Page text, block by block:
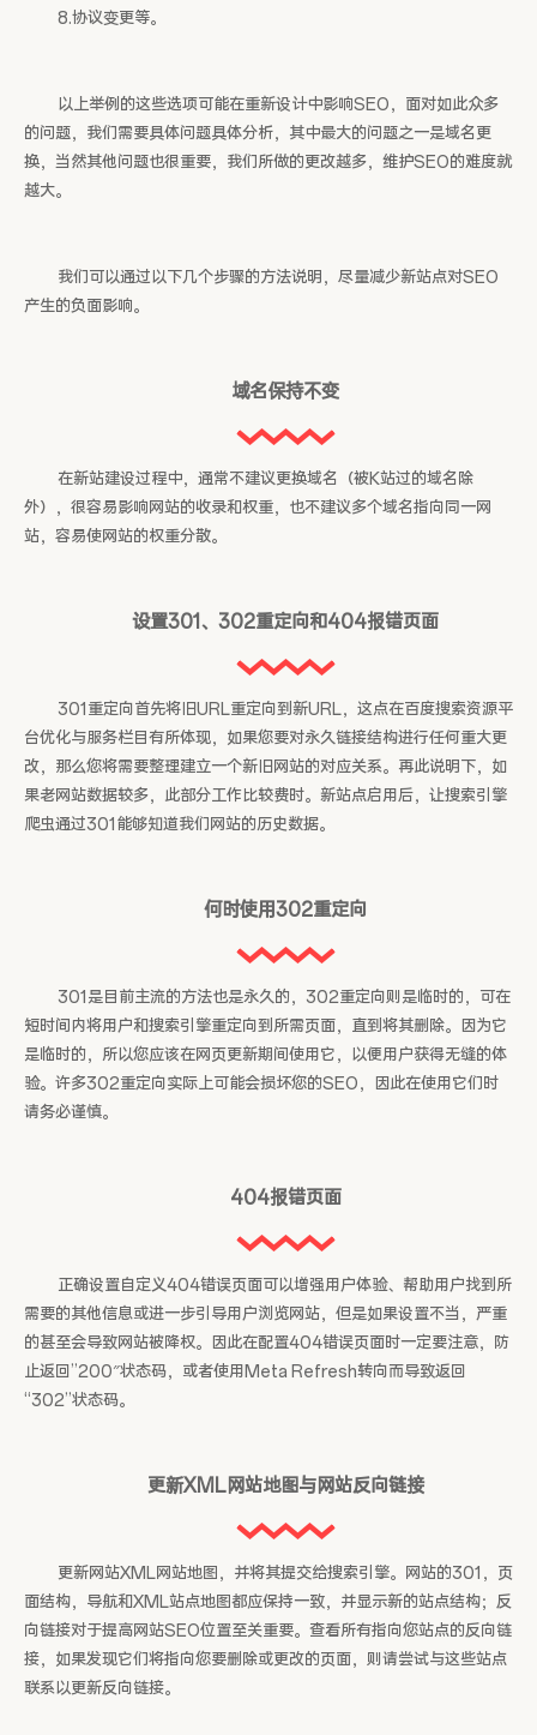
8.协议变更等。
以上举例的这些选项可能在重新设计中影响SEO，面对如此众多
的问题，我们需要具体问题具体分析，其中最大的问题之一是域名更
换，当然其他问题也很重要，我们所做的更改越多，维护SEO的难度就
越大。
我们可以通过以下几个步骤的方法说明，尽量减少新站点对SEO
产生的负面影响。
域名保持不变
在新站建设过程中，通常不建议更换域名（被K站过的域名除
外），很容易影响网站的收录和权重，也不建议多个域名指向同一网
站，容易使网站的权重分散。
设置301、302重定向和404报错页面
301重定向首先将旧URL重定向到新URL，这点在百度搜索资源平
台优化与服务栏目有所体现，如果您要对永久链接结构进行任何重大更
改，那么您将需要整理建立一个新旧网站的对应关系。再此说明下，如
果老网站数据较多，此部分工作比较费时。新站点启用后，让搜索引擎
爬虫通过301能够知道我们网站的历史数据。
何时使用302重定向
301是目前主流的方法也是永久的，302重定向则是临时的，可在
短时间内将用户和搜索引擎重定向到所需页面，直到将其删除。因为它
是临时的，所以您应该在网页更新期间使用它，以便用户获得无缝的体
验。许多302重定向实际上可能会损坏您的SEO，因此在使用它们时
请务必谨慎。
404报错页面
正确设置自定义404错误页面可以增强用户体验、帮助用户找到所
需要的其他信息或进一步引导用户浏览网站，但是如果设置不当，严重
的甚至会导致网站被降权。因此在配置404错误页面时一定要注意，防
止返回”200″状态码，或者使用Meta Refresh转向而导致返回
“302”状态码。
更新XML网站地图与网站反向链接
更新网站XML网站地图，并将其提交给搜索引擎。网站的301，页
面结构，导航和XML站点地图都应保持一致，并显示新的站点结构；反
向链接对于提高网站SEO位置至关重要。查看所有指向您站点的反向链
接，如果发现它们将指向您要删除或更改的页面，则请尝试与这些站点
联系以更新反向链接。